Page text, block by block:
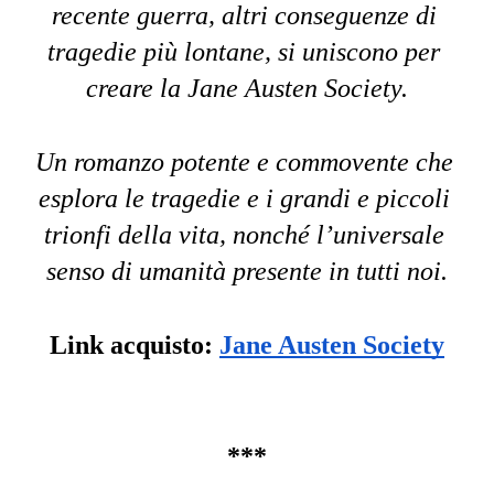
recente guerra, altri conseguenze di
tragedie più lontane, si uniscono per
creare la Jane Austen Society.
Un romanzo potente e commovente che
esplora le tragedie e i grandi e piccoli
trionfi della vita, nonché l’universale
senso di umanità presente in tutti noi.
Link acquisto: Jane Austen Society
***